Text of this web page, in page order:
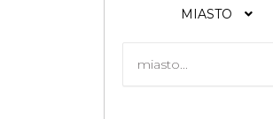
MIASTO